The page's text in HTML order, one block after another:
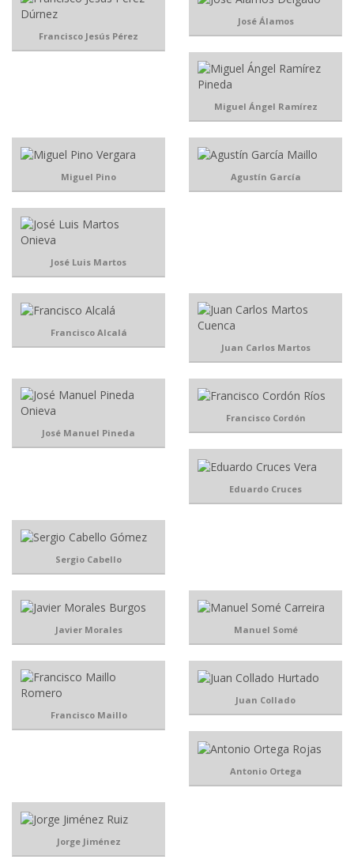
Francisco Jesús Pérez
José Álamos
Miguel Ángel Ramírez
Miguel Pino Agustín García
José Luis Martos
Francisco Alcalá
Juan Carlos Martos
José Manuel Pineda
Francisco Cordón
Eduardo Cruces
Sergio Cabello
Javier Morales Manuel Somé
Francisco Maillo
Juan Collado
Antonio Ortega
Jorge Jiménez